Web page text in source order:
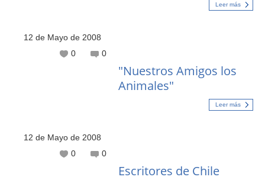
Leer más
12 de Mayo de 2008
0
0
"Nuestros Amigos los
Animales"
Leer más
12 de Mayo de 2008
0
0
Escritores de Chile